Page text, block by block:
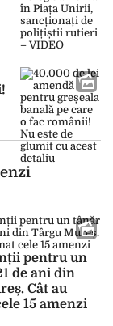
pentru un
de ani din
Cât au
15 amenzi